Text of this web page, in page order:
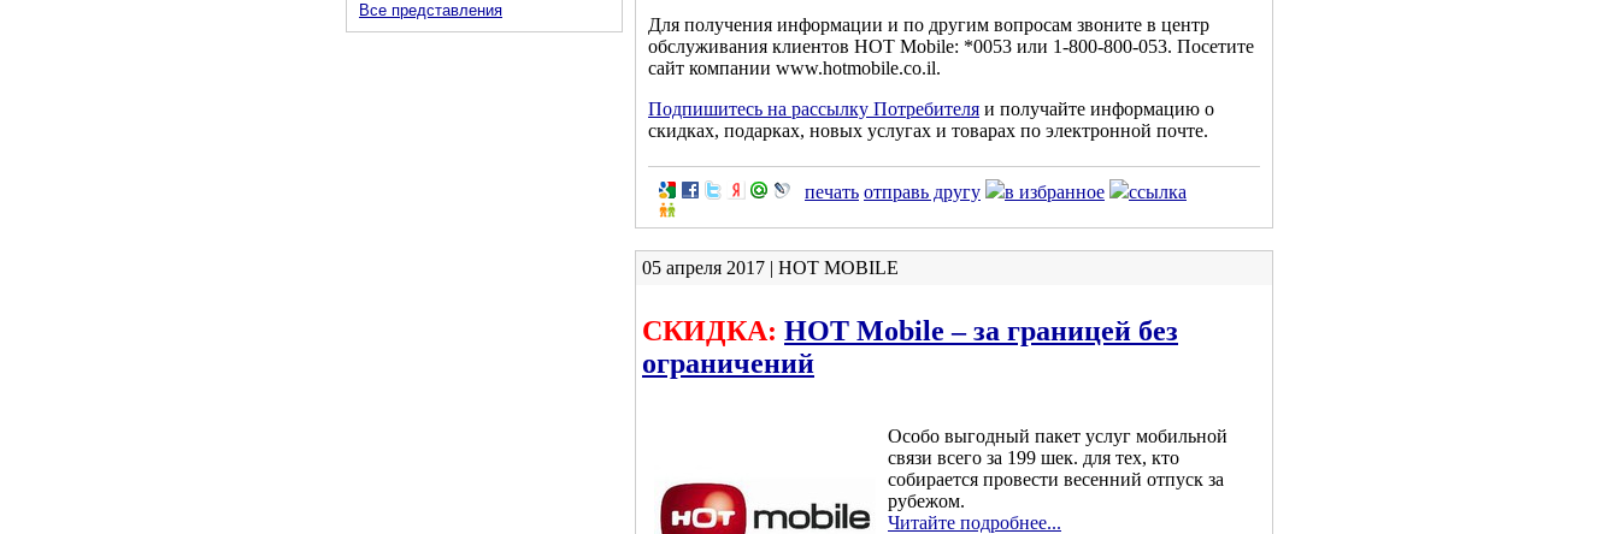
Все представления
Для получения информации и по другим вопросам звоните в центр
обслуживания клиентов HOT Mobile: *0053 или 1-800-800-053. Посетите
сайт компании www.hotmobile.co.il.
Подпишитесь на рассылку Потребителя и получайте информацию о
скидках, подарках, новых услугах и товарах по электронной почте.
печать отправь другу в избранное ссылка
05 апреля 2017 | HOT MOBILE
СКИДКА: HOT Mobile – за границей без
ограничений
Особо выгодный пакет услуг мобильной
связи всего за 199 шек. для тех, кто
собирается провести весенний отпуск за
рубежом.
Читайте подробнее...